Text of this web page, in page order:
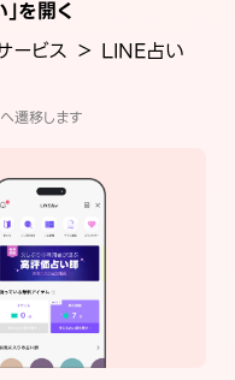
を開く
ービス ＞ LINE占い
遷移します